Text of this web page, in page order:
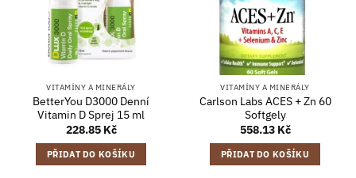
VITAMÍNY A MINERÁLY
BetterYou D3000 Denní
Vitamin D Sprej 15 ml
228.85 Kč
PŘIDAT DO KOŠÍKU
VITAMÍNY A MINERÁLY
Carlson Labs ACES + Zn 60
Softgely
558.13 Kč
PŘIDAT DO KOŠÍKU